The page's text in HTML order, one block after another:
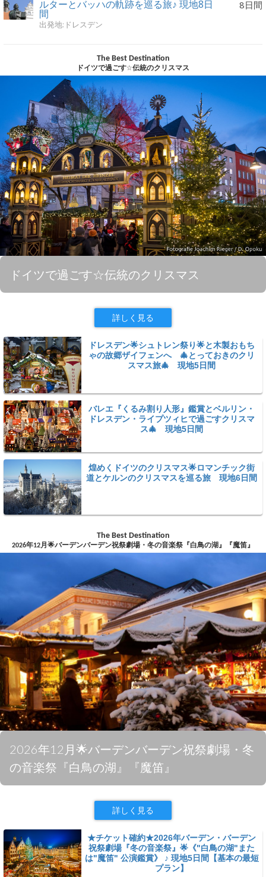
ルターとバッハの軌跡を巡る旅♪ 現地8日
間
出発地:ドレスデン
8日間
The Best Destination
ドイツで過ごす☆伝統のクリスマス
ドイツで過ごす☆伝統のクリスマス
詳しく見る
ドレスデン🌟シュトレン祭り🌟と木製おもち
ゃの故郷ザイフェンへ 🎄とっておきのクリ
スマス旅🎄 現地5日間
バレエ『くるみ割り人形』鑑賞とベルリン・
ドレスデン・ライプツィヒで過ごすクリスマ
ス🎄 現地5日間
煌めくドイツのクリスマス🌟ロマンチック街
道とケルンのクリスマスを巡る旅 現地6日間
The Best Destination
2026年12月🌟バーデンバーデン祝祭劇場・冬の音楽祭『白鳥の湖』『魔笛』
2026年12月🌟バーデンバーデン祝祭劇場・冬
の音楽祭『白鳥の湖』『魔笛』
詳しく見る
★チケット確約★2026年バーデン・バーデン
祝祭劇場『冬の音楽祭』🌟《"白鳥の湖"また
は"魔笛" 公演鑑賞》 ♪ 現地5日間【基本の最短
プラン】